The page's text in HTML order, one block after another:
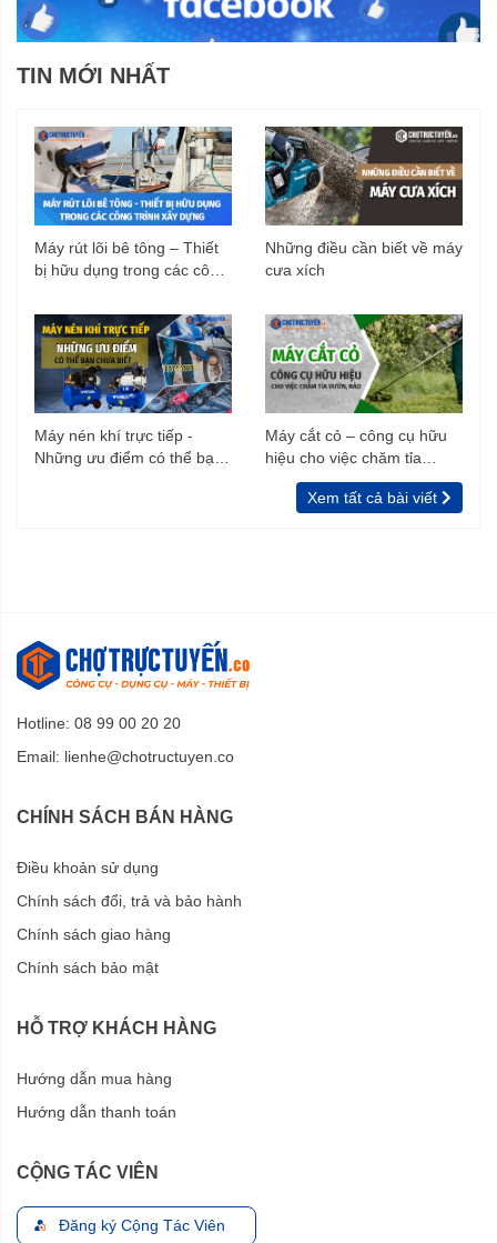
TIN MỚI NHẤT
Máy rút lõi bê tông – Thiết
bị hữu dụng trong các công
Những điều cần biết về máy
cưa xích
Máy nén khí trực tiếp -
Những ưu điểm có thể bạn
Máy cắt cỏ – công cụ hữu
hiệu cho việc chăm tỉa
vườn, rào
Xem tất cả bài viết
Hotline: 08 99 00 20 20
Email: lienhe@chotructuyen.co
CHÍNH SÁCH BÁN HÀNG
Điều khoản sử dụng
Chính sách đổi, trả và bảo hành
Chính sách giao hàng
Chính sách bảo mật
HỖ TRỢ KHÁCH HÀNG
Hướng dẫn mua hàng
Hướng dẫn thanh toán
CỘNG TÁC VIÊN
Đăng ký Cộng Tác Viên